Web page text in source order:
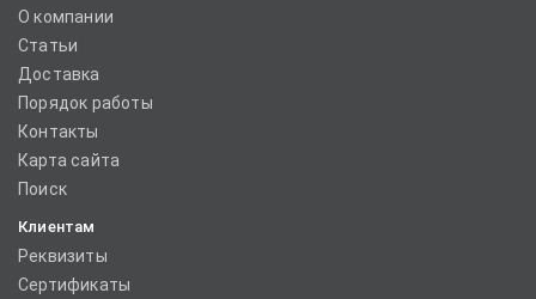
О компании
Статьи
Доставка
Порядок работы
Контакты
Карта сайта
Поиск
Клиентам
Реквизиты
Сертификаты